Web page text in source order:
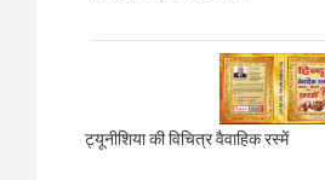
ट्यूनीशिया की विचित्र वैवाहिक रस्में